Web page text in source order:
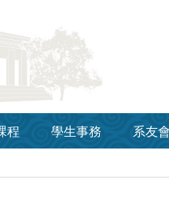
程 學生事務 系友會